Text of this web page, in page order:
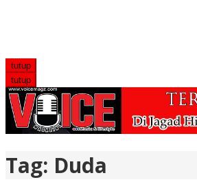
tutup
tutup
Tag: Duda